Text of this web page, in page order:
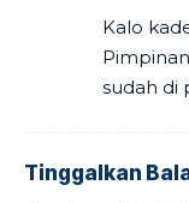
Kalo
sudah di
Tinggalkan